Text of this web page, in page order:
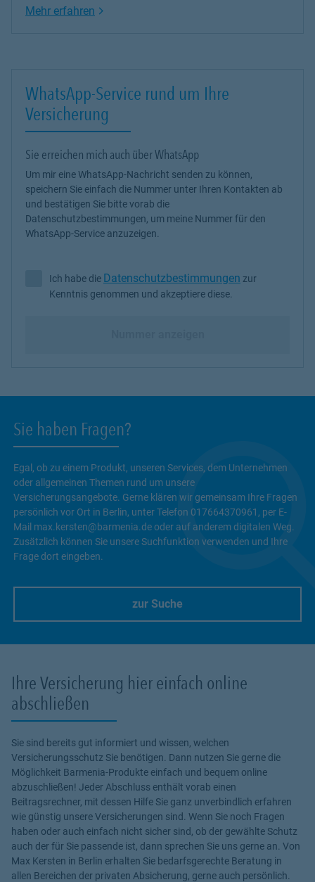
Mehr erfahren Link Opens in New Tab
WhatsApp-Service rund um Ihre
Versicherung
Sie erreichen mich auch über WhatsApp
Um mir eine WhatsApp-Nachricht senden zu können,
speichern Sie einfach die Nummer unter Ihren Kontakten ab
und bestätigen Sie bitte vorab die
Datenschutzbestimmungen, um meine Nummer für den
WhatsApp-Service anzuzeigen.
Ich habe die Datenschutzbestimmungen zur Kenntnis
Ich habe die Datenschutzbestimmungen zur
Kenntnis genommen und akzeptiere diese.
Sie haben Fragen?
Egal, ob zu einem Produkt, unseren Services, dem Unternehmen
oder allgemeinen Themen rund um unsere
Versicherungsangebote. Gerne klären wir gemeinsam Ihre Fragen
persönlich vor Ort in Berlin, unter Telefon 017664370961, per E-
Mail max.kersten@barmenia.de oder auf anderem digitalen Weg.
Zusätzlich können Sie unsere Suchfunktion verwenden und Ihre
Frage dort eingeben.
zur Suche
Ihre Versicherung hier einfach online
abschließen
Sie sind bereits gut informiert und wissen, welchen
Versicherungsschutz Sie benötigen. Dann nutzen Sie gerne die
Möglichkeit Barmenia-Produkte einfach und bequem online
abzuschließen! Jeder Abschluss enthält vorab einen
Beitragsrechner, mit dessen Hilfe Sie ganz unverbindlich erfahren
wie günstig unsere Versicherungen sind. Wenn Sie noch Fragen
haben oder auch einfach nicht sicher sind, ob der gewählte Schutz
auch der für Sie passende ist, dann sprechen Sie uns gerne an. Von
Max Kersten in Berlin erhalten Sie bedarfsgerechte Beratung in
allen Bereichen der privaten Absicherung, gerne auch persönlich.